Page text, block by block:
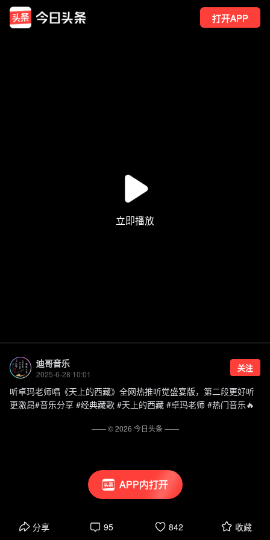
打开APP
APP内打开
迪哥音乐
2025-6-28 10:01
关注
听卓玛老师唱《天上的西藏》全网热推听觉盛宴版，第二段更好听
更激昂#音乐分享 #经典藏歌 #天上的西藏 #卓玛老师 #热门音乐🔥
分享 95 842 收藏
—— ©2026 今日头条——